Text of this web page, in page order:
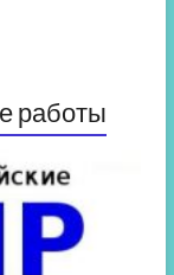
работы